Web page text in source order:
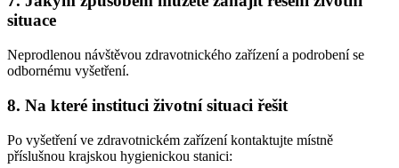
situace
Neprodlenou návštěvou zdravotnického zařízení a podrobení se
odbornému vyšetření.
8. Na které instituci životní situaci řešit
Po vyšetření ve zdravotnickém zařízení kontaktujte místně
příslušnou krajskou hygienickou stanici: